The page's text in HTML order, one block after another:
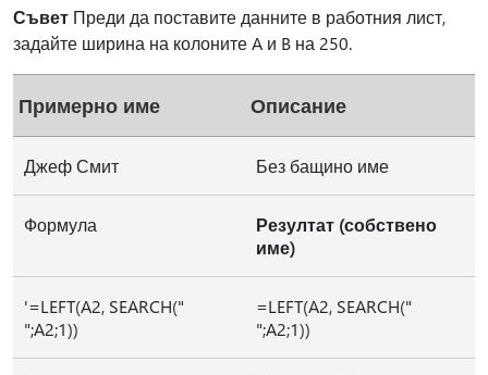
Съвет Преди да поставите данните в работния лист,
задайте ширина на колоните A и B на 250.
Примерно име Описание
Джеф Смит Без бащино име
Формула
Резултат (собствено
име)
'=LEFT(A2, SEARCH("
";A2;1))
=LEFT(A2, SEARCH("
";A2;1))